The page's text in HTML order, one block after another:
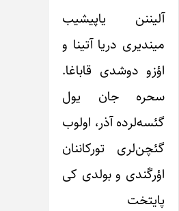
آلیننن یاپیشیب
میندیری دریا آتینا و
اؤزو دوشدی قاباغا.
سحره جان یول
گئسه‌لرده آذر، اولوب
گئچن‌لری تورکاننان
اؤرگَندی و بولدی کی
پایتخت